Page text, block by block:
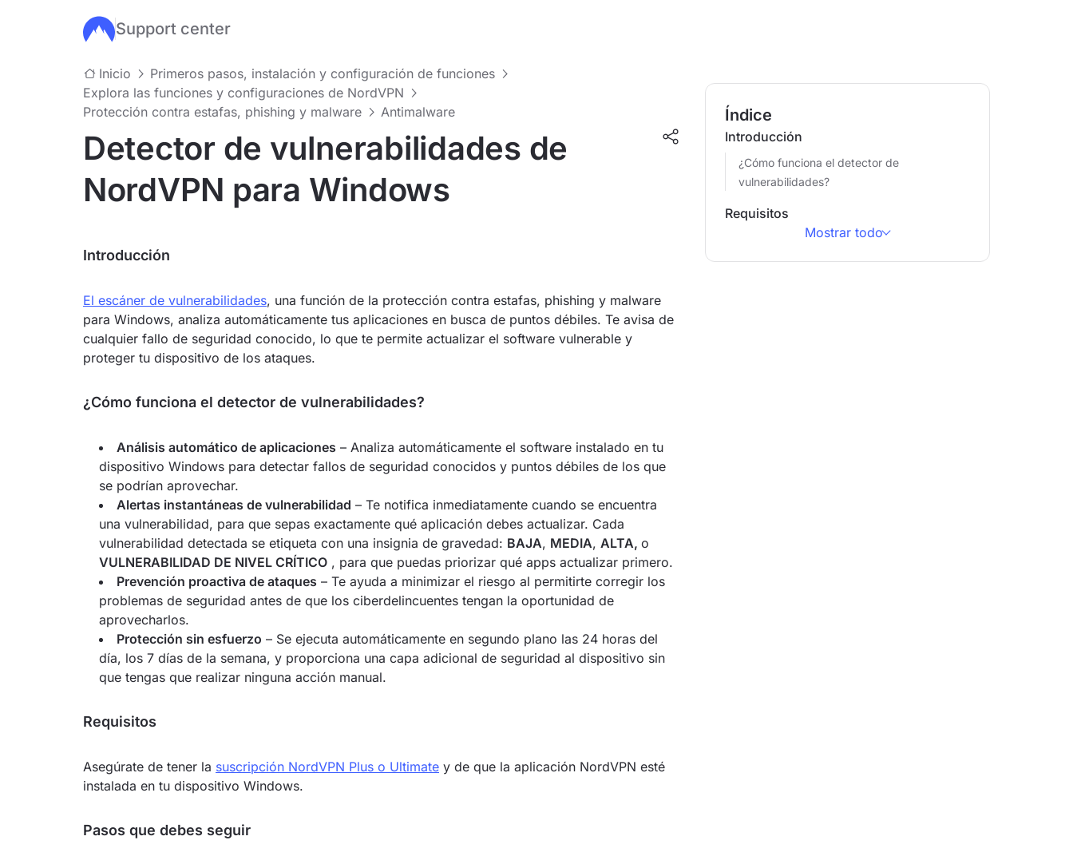
Ir al contenido principal
Support center
Inicio
Primeros pasos, instalación y configuración de funciones
Explora las funciones y configuraciones de NordVPN
Protección contra estafas, phishing y malware
Antimalware
Detector de vulnerabilidades de
NordVPN para Windows
Introducción
El escáner de vulnerabilidades, una función de la protección contra estafas, phishing y malware
para Windows, analiza automáticamente tus aplicaciones en busca de puntos débiles. Te avisa de
cualquier fallo de seguridad conocido, lo que te permite actualizar el software vulnerable y
proteger tu dispositivo de los ataques.
¿Cómo funciona el detector de vulnerabilidades?
Análisis automático de aplicaciones – Analiza automáticamente el software instalado en tu
dispositivo Windows para detectar fallos de seguridad conocidos y puntos débiles de los que
se podrían aprovechar.
Alertas instantáneas de vulnerabilidad – Te notifica inmediatamente cuando se encuentra
una vulnerabilidad, para que sepas exactamente qué aplicación debes actualizar. Cada
vulnerabilidad detectada se etiqueta con una insignia de gravedad: BAJA, MEDIA, ALTA, o
VULNERABILIDAD DE NIVEL CRÍTICO , para que puedas priorizar qué apps actualizar primero.
Prevención proactiva de ataques – Te ayuda a minimizar el riesgo al permitirte corregir los
problemas de seguridad antes de que los ciberdelincuentes tengan la oportunidad de
aprovecharlos.
Protección sin esfuerzo – Se ejecuta automáticamente en segundo plano las 24 horas del
día, los 7 días de la semana, y proporciona una capa adicional de seguridad al dispositivo sin
que tengas que realizar ninguna acción manual.
Requisitos
Asegúrate de tener la suscripción NordVPN Plus o Ultimate y de que la aplicación NordVPN esté
instalada en tu dispositivo Windows.
Pasos que debes seguir
Índice
Introducción
¿Cómo funciona el detector de
vulnerabilidades?
Requisitos
Mostrar todo